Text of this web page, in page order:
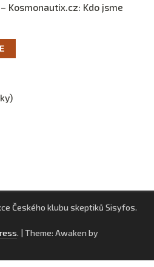
Kosmonautix.cz: Kdo jsme
Českého klubu skeptiků Sisyfos.
. | Theme: Awaken by